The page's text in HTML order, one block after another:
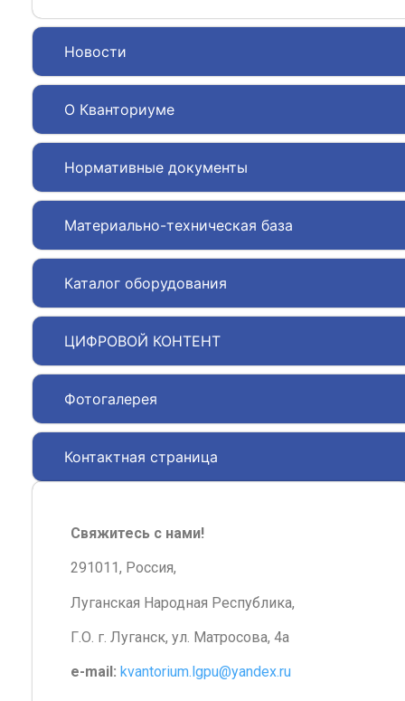
Новости
О Кванториуме
Нормативные документы
Материально-техническая база
Каталог оборудования
ЦИФРОВОЙ КОНТЕНТ
Фотогалерея
Контактная страница
Свяжитесь с нами!
291011, Россия,
Луганская Народная Республика,
Г.О. г. Луганск, ул. Матросова, 4а
e-mail: kvantorium.lgpu@yandex.ru